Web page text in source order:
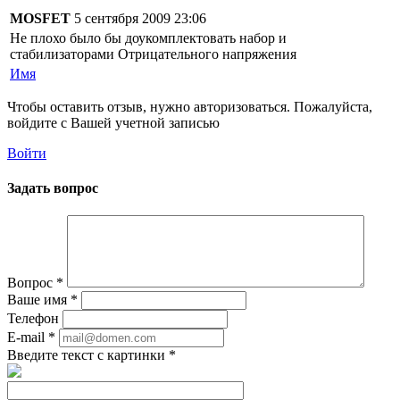
MOSFET 5 сентября 2009 23:06
Не плохо было бы доукомплектовать набор и
стабилизаторами Отрицательного напряжения
Имя
Чтобы оставить отзыв, нужно авторизоваться. Пожалуйста,
войдите с Вашей учетной записью
Войти
Задать вопрос
Вопрос *
Ваше имя *
Телефон
E-mail *
Введите текст с картинки *